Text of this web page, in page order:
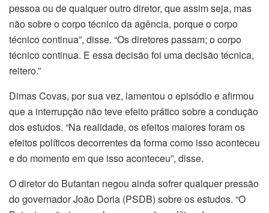
pessoa ou de qualquer outro diretor, que assim seja, mas
não sobre o corpo técnico da agência, porque o corpo
técnico continua”, disse. “Os diretores passam; o corpo
técnico continua. E essa decisão foi uma decisão técnica,
reitero.”
Dimas Covas, por sua vez, lamentou o episódio e afirmou
que a interrupção não teve efeito prático sobre a condução
dos estudos. “Na realidade, os efeitos maiores foram os
efeitos políticos decorrentes da forma como isso aconteceu
e do momento em que isso aconteceu”, disse.
O diretor do Butantan negou ainda sofrer qualquer pressão
do governador João Doria (PSDB) sobre os estudos. “O